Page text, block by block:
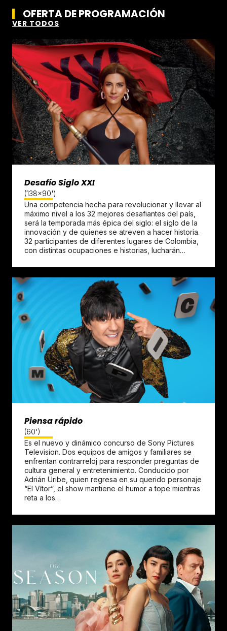
OFERTA DE PROGRAMACIÓN
VER TODOS
Desafío Siglo XXI
(138x90')
Una competencia hecha para revolucionar y llevar al
máximo nivel a los 32 mejores desafiantes del país,
será la temporada más épica del siglo: el siglo de la
innovación y de quienes se atreven a hacer historia.
32 participantes de diferentes lugares de Colombia,
con distintas ocupaciones e historias, lucharán…
Piensa rápido
(60')
Es el nuevo y dinámico concurso de Sony Pictures
Television. Dos equipos de amigos y familiares se
enfrentan contrarreloj para responder preguntas de
cultura general y entretenimiento. Conducido por
Adrián Uribe, quien regresa en su querido personaje
“El Vítor”, el show mantiene el humor a tope mientras
reta a los…